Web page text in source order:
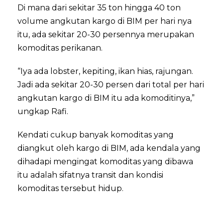
Di mana dari sekitar 35 ton hingga 40 ton
volume angkutan kargo di BIM per hari nya
itu, ada sekitar 20-30 persennya merupakan
komoditas perikanan.
“Iya ada lobster, kepiting, ikan hias, rajungan.
Jadi ada sekitar 20-30 persen dari total per hari
angkutan kargo di BIM itu ada komoditinya,”
ungkap Rafi.
Kendati cukup banyak komoditas yang
diangkut oleh kargo di BIM, ada kendala yang
dihadapi mengingat komoditas yang dibawa
itu adalah sifatnya transit dan kondisi
komoditas tersebut hidup.